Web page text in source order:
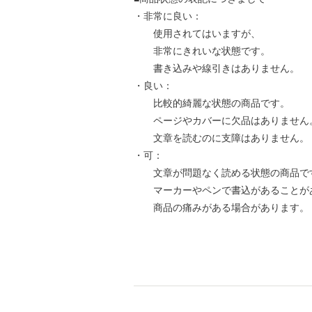
・非常に良い：
使用されてはいますが、
非常にきれいな状態です。
書き込みや線引きはありません。
・良い：
比較的綺麗な状態の商品です。
ページやカバーに欠品はありません
文章を読むのに支障はありません。
・可：
文章が問題なく読める状態の商品で
マーカーやペンで書込があることが
商品の痛みがある場合があります。